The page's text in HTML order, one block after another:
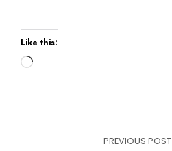
Like this:
PREVIOUS POST